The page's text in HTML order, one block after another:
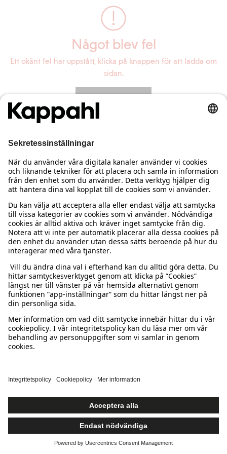
Något blev fel
Ett okänt fel har uppstått, klicka på knappen för att ladda om
sidan.